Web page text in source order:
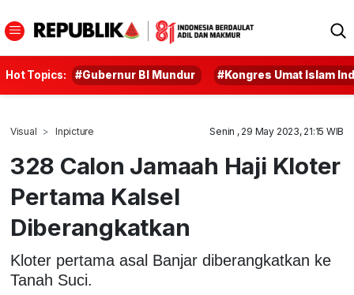
Hot Topics: #Gubernur BI Mundur #Kongres Umat Islam
Visual Inpicture Senin , 29 May 2023, 21:15 WIB
328 Calon Jamaah Haji Kloter
Pertama Kalsel
Diberangkatkan
Kloter pertama asal Banjar diberangkatkan ke
Tanah Suci.